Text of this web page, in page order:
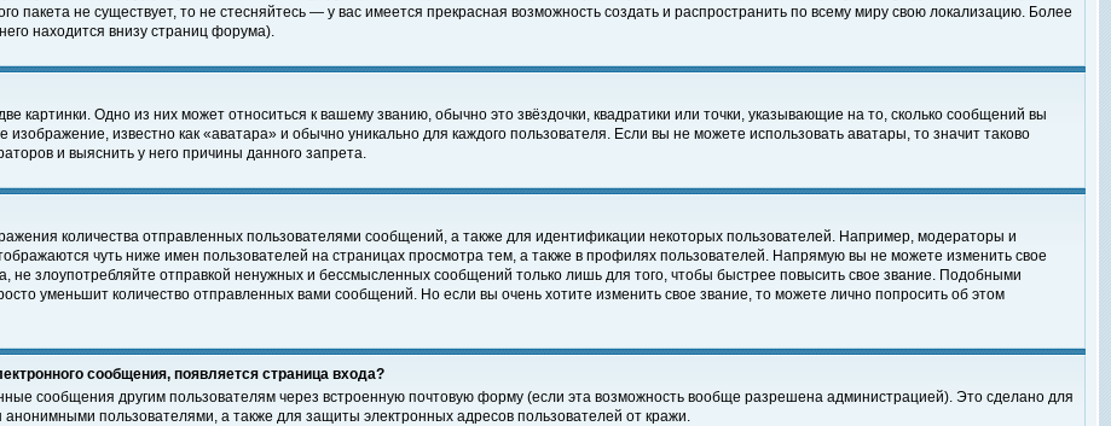
пакета не существует, то не стесняйтесь — у вас имеется прекрасная возможность создать и распространить по всему миру свою локализацию. Более
находится внизу страниц форума).
картинки. Одно из них может относиться к вашему званию, обычно это звёздочки, квадратики или точки, указывающие на то, сколько сообщений вы
известно как «аватара» и обычно уникально для каждого пользователя. Если вы не можете использовать аватары, то значит таково
и выяснить у него причины данного запрета.
количества отправленных пользователями сообщений, а также для идентификации некоторых пользователей. Например, модераторы и
чуть ниже имен пользователей на страницах просмотра тем, а также в профилях пользователей. Напрямую вы не можете изменить свое
не злоупотребляйте отправкой ненужных и бессмысленных сообщений только лишь для того, чтобы быстрее повысить свое звание. Подобными
уменьшит количество отправленных вами сообщений. Но если вы очень хотите изменить свое звание, то можете лично попросить об этом
сообщения, появляется страница входа?
сообщения другим пользователям через встроенную почтовую форму (если эта возможность вообще разрешена администрацией). Это сделано для
пользователями, а также для защиты электронных адресов пользователей от кражи.